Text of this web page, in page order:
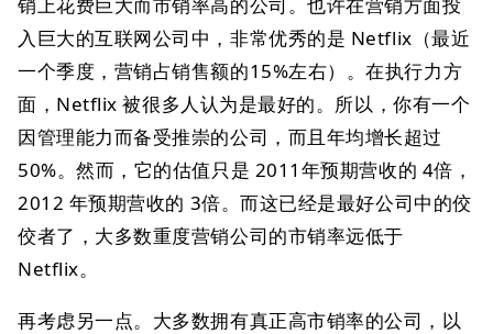
入巨大的互联网公司中，非常优秀的是 Netflix（最近
一个季度，营销占销售额的15%左右）。在执行力方
面，Netflix 被很多人认为是最好的。所以，你有一个
因管理能力而备受推崇的公司，而且年均增长超过
50%。然而，它的估值只是 2011年预期营收的 4倍，
2012 年预期营收的 3倍。而这已经是最好公司中的佼
佼者了，大多数重度营销公司的市销率远低于
Netflix。
再考虑另一点。大多数拥有真正高市销率的公司，以